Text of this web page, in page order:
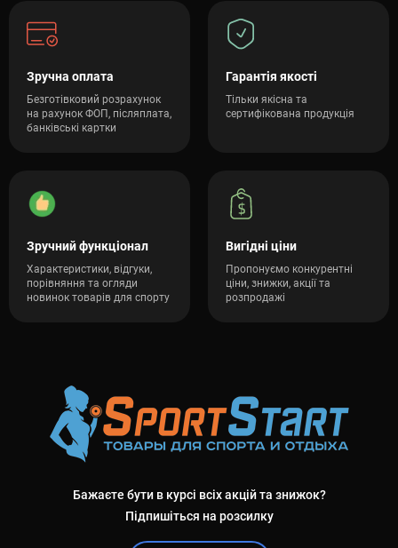
Зручна оплата
Безготівковий розрахунок
на рахунок ФОП, післяплата,
банківські картки
Гарантія якості
Тільки якісна та
сертифікована продукція
Зручний функціонал
Характеристики, відгуки,
порівняння та огляди
новинок товарів для спорту
Вигідні ціни
Пропонуємо конкурентні
ціни, знижки, акції та
розпродажі
Бажаєте бути в курсі всіх акцій та знижок?
Підпишіться на розсилку